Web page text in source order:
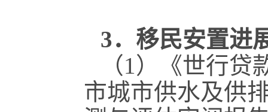
3．移民安置进
（1）《世行
市城市供水及供